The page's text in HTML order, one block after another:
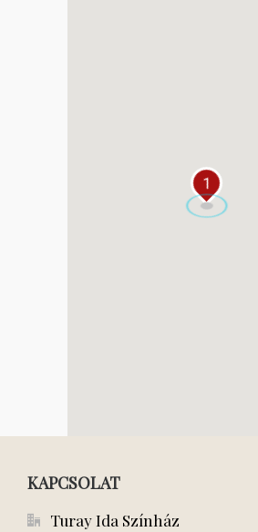
1
KAPCSOLAT
Turay Ida Színház